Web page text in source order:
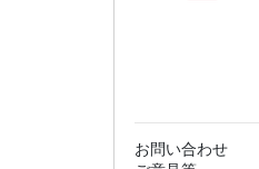
お問い合わせ